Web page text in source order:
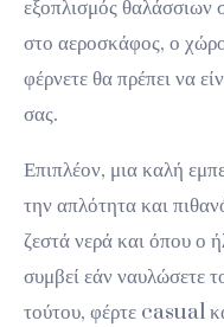
εξοπλισμός θαλάσσιων
στο αεροσκάφος, ο
φέρνετε θα πρέπει να
σας.
Επιπλέον, μια καλή
την απλότητα και
ζεστά νερά και όπου ο
συμβεί εάν ναυλώσετε
τούτου, φέρτε casual